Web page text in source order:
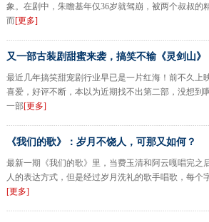
象。在剧中，朱瞻基年仅36岁就驾崩，被两个叔叔的
而[更多]
又一部古装剧甜蜜来袭，搞笑不输《灵剑山》
最近几年搞笑甜宠剧行业早已是一片红海！前不久上
喜爱，好评不断，本以为近期找不出第二部，没想到
一部[更多]
《我们的歌》：岁月不饶人，可那又如何？
最新一期《我们的歌》里，当费玉清和阿云嘎唱完之
人的表达方式，但是经过岁月洗礼的歌手唱歌，每个
[更多]